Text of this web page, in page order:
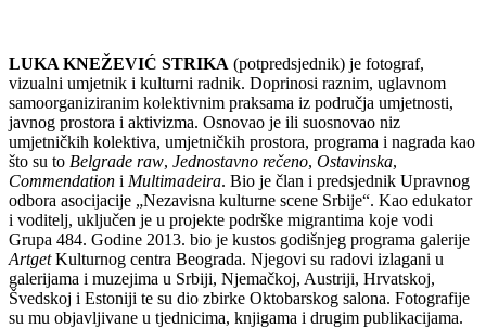
LUKA KNEŽEVIĆ STRIKA (potpredsjednik) je fotograf,
vizualni umjetnik i kulturni radnik. Doprinosi raznim, uglavnom
samoorganiziranim kolektivnim praksama iz područja umjetnosti,
javnog prostora i aktivizma. Osnovao je ili suosnovao niz
umjetničkih kolektiva, umjetničkih prostora, programa i nagrada kao
što su to Belgrade raw, Jednostavno rečeno, Ostavinska,
Commendation i Multimadeira. Bio je član i predsjednik Upravnog
odbora asocijacije „Nezavisna kulturne scene Srbije“. Kao edukator
i voditelj, uključen je u projekte podrške migrantima koje vodi
Grupa 484. Godine 2013. bio je kustos godišnjeg programa galerije
ArtgetKulturnog centra Beograda. Njegovi su radovi izlagani u
galerijama i muzejima u Srbiji, Njemačkoj, Austriji, Hrvatskoj,
Švedskoj i Estoniji te su dio zbirke Oktobarskog salona. Fotografije
su mu objavljivane u tjednicima, knjigama i drugim publikacijama.